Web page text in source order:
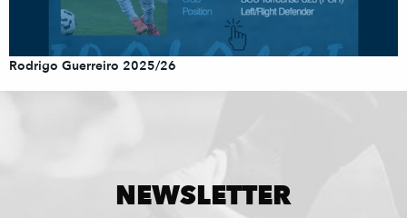
Rodrigo Guerreiro 2025/26
NEWSLETTER